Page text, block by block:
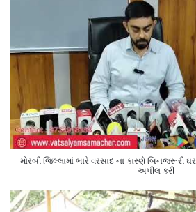
મોરબી જિલ્લામાં ભારે વરસાદ ના કારણે બિનજરૂરી
અપીલ કરી